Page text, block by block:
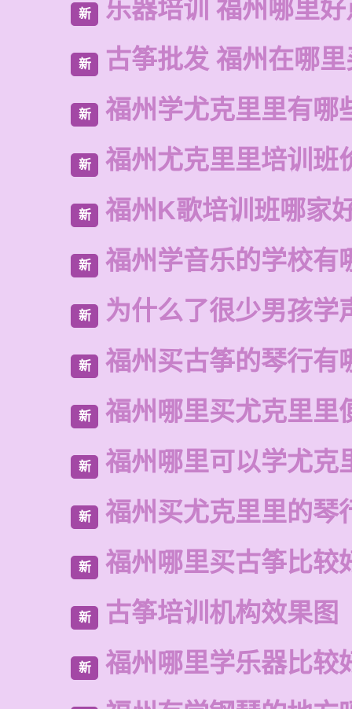
新 乐器培训 福州哪里
新 古筝批发 福州在哪
新 福州学尤克里里有哪
新 福州尤克里里培训班
新 福州K歌培训班哪家
新 福州学音乐的学校有
新 为什么了很少男孩学
新 福州买古筝的琴行有
新 福州哪里买尤克里里
新 福州哪里可以学尤克
新 福州买尤克里里的琴
新 福州哪里买古筝比较
新 古筝培训机构效果图
新 福州哪里学乐器比较